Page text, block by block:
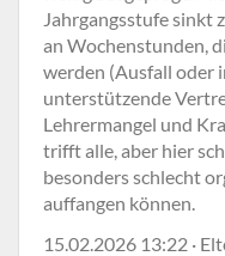
Jahrgangsstufe sinkt
an Wochenstunden,
werden (Ausfall oder
unterstützende
Lehrermangel und
trifft alle, aber hier
besonders schlecht
auffangen können.
15.02.2026 13:22 ·